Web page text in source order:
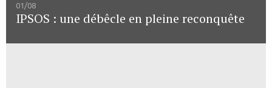
01/08
IPSOS : une débêcle en pleine reconquête